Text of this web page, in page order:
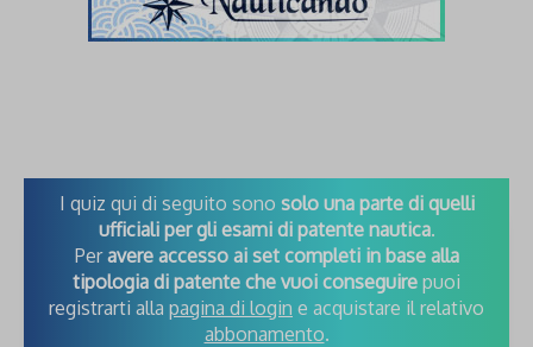
I quiz qui di seguito sono solo una parte di quelli
ufficiali per gli esami di patente nautica.
Peravere accesso ai set completi in base alla
tipologia di patente che vuoi conseguire puoi
registrarti alla pagina di login e acquistare il relativo
abbonamento.